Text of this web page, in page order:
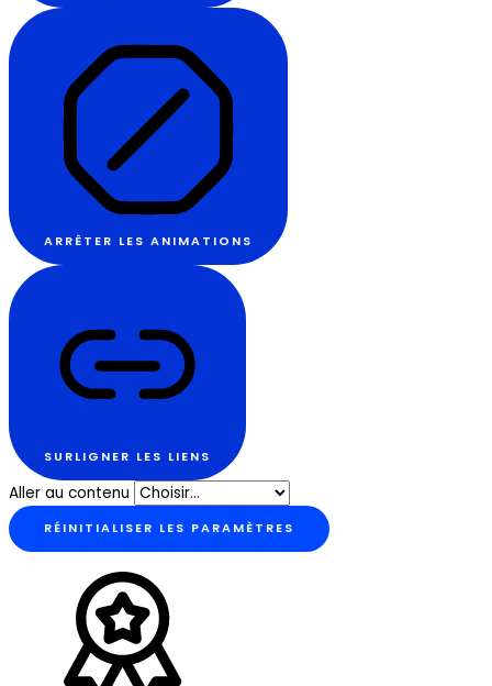
ARRÊTER LES ANIMATIONS
SURLIGNER LES LIENS
Aller au contenu
RÉINITIALISER LES PARAMÈTRES